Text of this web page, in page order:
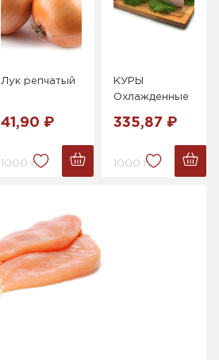
Лук репчатый
41,90 ₽
1000 г.
КУРЫ
Охлажденные
335,87 ₽
1000 г.